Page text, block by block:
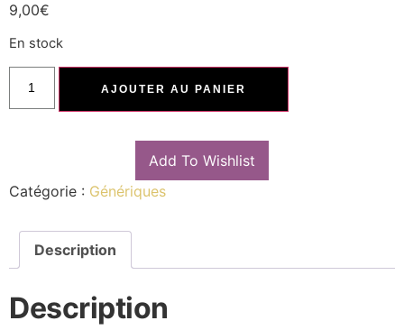
9,00€
En stock
AJOUTER AU PANIER
Add To Wishlist
Catégorie : Génériques
Description
Description